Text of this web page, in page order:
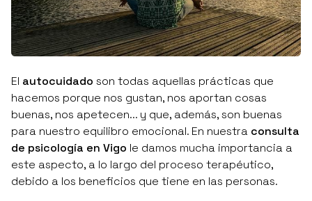
El autocuidado son todas aquellas prácticas que
hacemos porque nos gustan, nos aportan cosas
buenas, nos apetecen... y que, además, son buenas
para nuestro equilibro emocional. En nuestra consulta
de psicología en Vigo le damos mucha importancia a
este aspecto, a lo largo del proceso terapéutico,
debido a los beneficios que tiene en las personas.